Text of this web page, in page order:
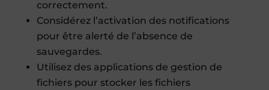
correctement.
Considérez l’activation des notifications
pour être alerté de l’absence de
sauvegardes.
Utilisez des applications de gestion de
fichiers pour stocker les fichiers